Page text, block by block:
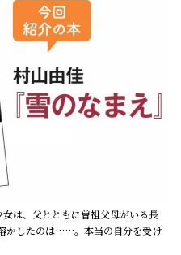
は、父とともに曽祖父母がいる長
かしたのは……。本当の自分を受け